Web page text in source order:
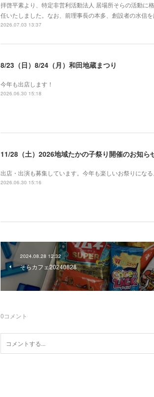
拝啓平素より、特定非営利活動法人 居場所そらの活動に
任いたしました。なお、前理事長の本多、創設者の水信
2026.07.03 13:37
8/23（日）8/24（月）和田地蔵まつり
今年も出店します！
2026.06.30 15:18
11/28（土）2026地域たかの子祭り開催のお知ら
出店・出演も募集しています。今年も楽しいお祭りにな
2026.06.30 15:16
2024.08.28 12:32
そらカフェ20240828
0コメント